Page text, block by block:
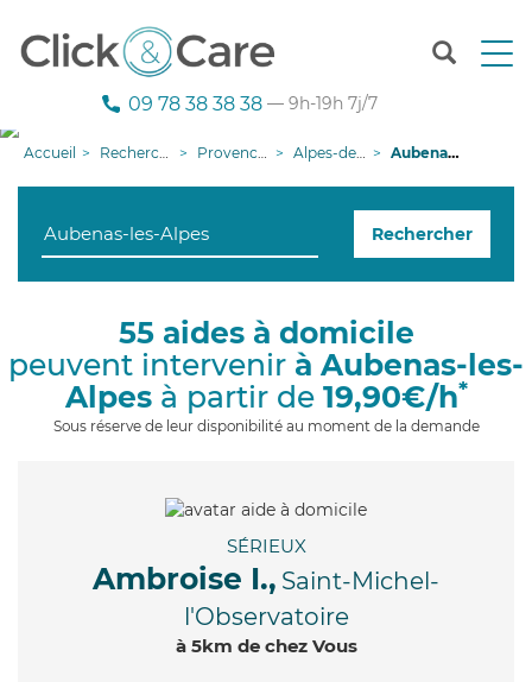
T
n
g
i
09 78 38 38 38 — 9h-19h 7j/7
Accueil Recherche aide à domicile Provence-Alpes-Côte d'Azur Alpes-de-Haute-Provence Aubenas-les-Alpes
Rechercher
55 aides à domicile
peuvent intervenir à Aubenas-les-
Alpesà partir de 19,90€/h*
Sous réserve de leur disponibilité au moment de la demande
SÉRIEUX
Ambroise I., Saint-Michel-
l'Observatoire
à 5km de chez Vous